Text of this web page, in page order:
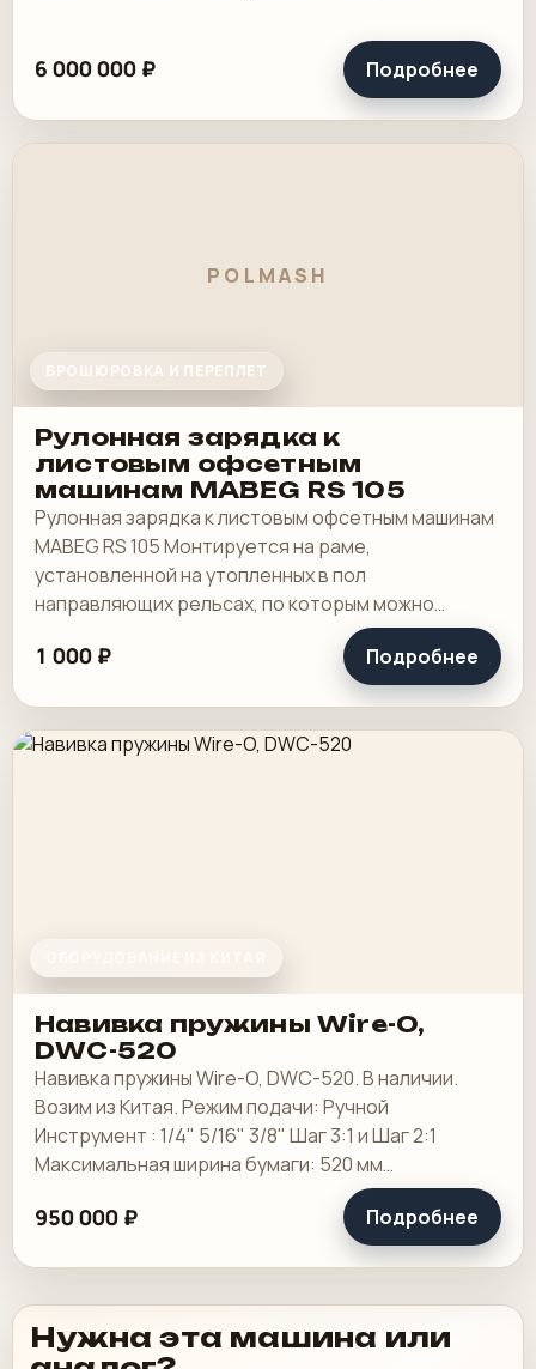
6 000 000 ₽ Подробнее
POLMASH
БРОШЮРОВКА И ПЕРЕПЛЕТ
Рулонная зарядка к
листовым офсетным
машинам MABEG RS 105
Рулонная зарядка к листовым офсетным машинам
MABEG RS 105 Монтируется на раме,
установленной на утопленных в пол
направляющих рельсах, по которым можно
передвигать секцию поперечной рубки и
рольную зарядку. Год выпуска.
1 000 ₽ Подробнее
Навивка пружины Wire-O,
DWC-520
Навивка пружины Wire-O, DWC-520. В наличии.
Возим из Китая. Режим подачи: Ручной
Инструмент : 1/4" 5/16" 3/8" Шаг 3:1 и Шаг 2:1
Максимальная ширина бумаги: 520 мм
Максимальная ширина переплета: 507 мм
Минимальная ширина.
950 000 ₽ Подробнее
Нужна эта машина или